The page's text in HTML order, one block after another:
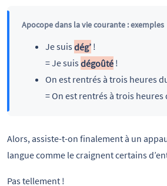
Apocope dans la vie courante : exemples
Je suis dég’!
= Je suis dégoûté!
On est rentrés à trois heures
= On est rentrés à trois heures
Alors, assiste-t-on finalement à un
langue comme le craignent certains
Pas tellement !